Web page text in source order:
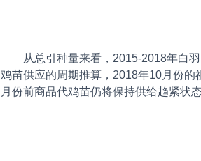
从总引种量来看，2015-2018年白羽
鸡苗供应的周期推算，2018年10月份
月份前商品代鸡苗仍将保持供给趋紧状态